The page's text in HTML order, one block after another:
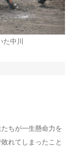
中川
ちが一生懸命力を
れてしまったこと